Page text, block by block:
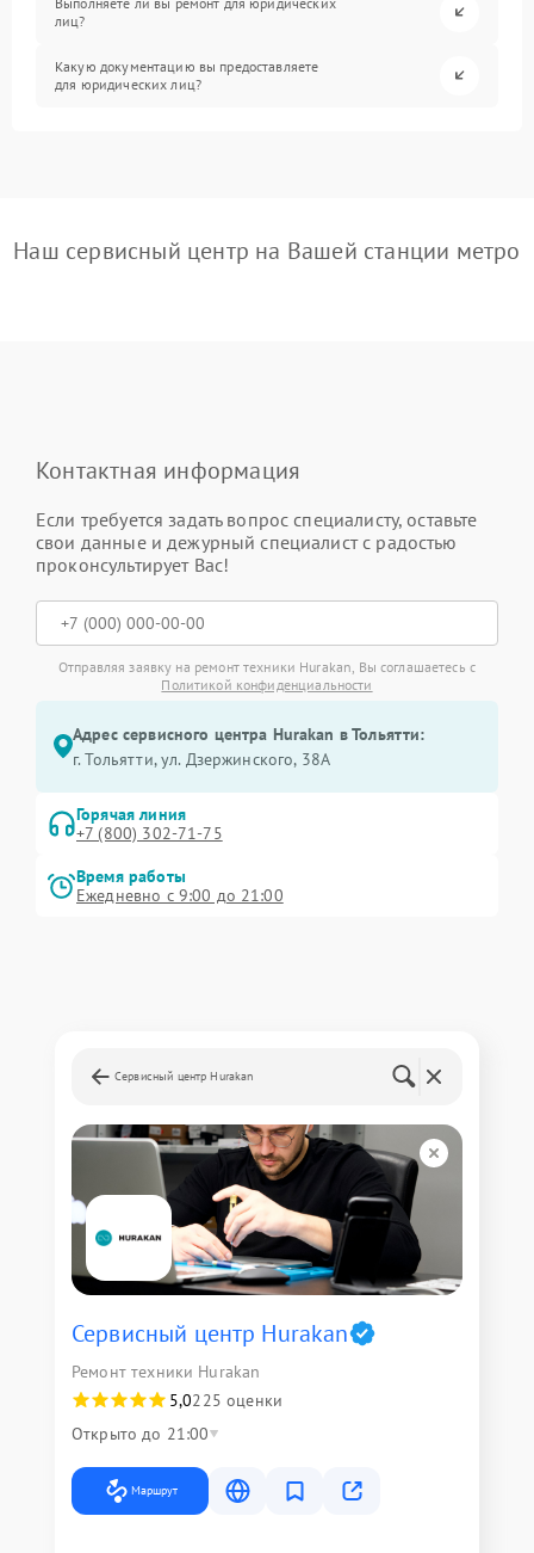
лиц?
Какую документацию вы предоставляете
для юридических лиц?
Наш сервисный центр на Вашей станции метро
Контактная информация
Если требуется задать вопрос специалисту, оставьте
свои данные и дежурный специалист с радостью
проконсультирует Вас!
Отправляя заявку на ремонт техники Hurakan, Вы соглашаетесь с
Политикой конфиденциальности
Адрес сервисного центра Hurakan в Тольятти:
г. Тольятти, ул. Дзержинского, 38А
Горячая линия
+7 (800) 302-71-75
Время работы
Ежедневно с 9:00 до 21:00
Сервисный центр Hurakan
Сервисный центр Hurakan
Ремонт техники Hurakan
5,0225 оценки
Открыто до 21:00
Маршрут